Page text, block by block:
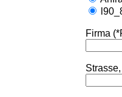
Firma